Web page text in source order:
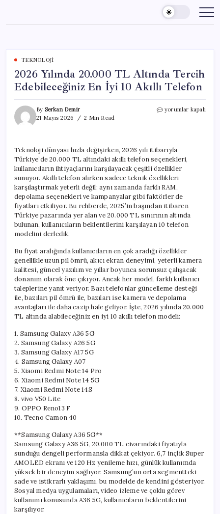
content
TEKNOLOJI
2026 Yılında 20.000 TL Altında Tercih
Edebileceğiniz En İyi 10 Akıllı Telefon
By Serkan Demir
21 Mayıs 2026
2 Min Read
2026
Tercih
Edebileceğiniz
En
İyi
10
Akıllı
Telefon
için
yorumlar kapalı
Teknoloji dünyası hızla değişirken, 2026 yılı itibarıyla
Türkiye’de 20.000 TL altındaki akıllı telefon seçenekleri,
kullanıcıların ihtiyaçlarını karşılayacak çeşitli özellikler
sunuyor. Akıllı telefon alırken sadece teknik özellikleri
karşılaştırmak yeterli değil; aynı zamanda farklı RAM,
depolama seçenekleri ve kampanyalar gibi faktörler de
fiyatları etkiliyor. Bu rehberde, 2025’in başından itibaren
Türkiye pazarında yer alan ve 20.000 TL sınırının altında
bulunan, kullanıcıların beklentilerini karşılayan 10 telefon
modelini derledik.
Bu fiyat aralığında kullanıcıların en çok aradığı özellikler
genellikle uzun pil ömrü, akıcı ekran deneyimi, yeterli kamera
kalitesi, güncel yazılım ve yıllar boyunca sorunsuz çalışacak
donanım olarak öne çıkıyor. Ancak her model, farklı kullanıcı
taleplerine yanıt veriyor. Bazı telefonlar güncelleme desteği
ile, bazıları pil ömrü ile, bazıları ise kamera ve depolama
avantajları ile daha cazip hale geliyor. İşte, 2026 yılında 20.000
TL altında alabileceğiniz en iyi 10 akıllı telefon modeli:
1. Samsung Galaxy A36 5G
2. Samsung Galaxy A26 5G
3. Samsung Galaxy A17 5G
4. Samsung Galaxy A07
5. Xiaomi Redmi Note 14 Pro
6. Xiaomi Redmi Note 14 5G
7. Xiaomi Redmi Note 14S
8. vivo V50 Lite
9. OPPO Reno13 F
10. Tecno Camon 40
**Samsung Galaxy A36 5G**
Samsung Galaxy A36 5G, 20.000 TL civarındaki fiyatıyla
sunduğu dengeli performansla dikkat çekiyor. 6,7 inçlik Super
AMOLED ekranı ve 120 Hz yenileme hızı, günlük kullanımda
yüksek bir deneyim sağlıyor. Samsung’un orta segmentteki
sade ve istikrarlı yaklaşımı, bu modelde de kendini gösteriyor.
Sosyal medya uygulamaları, video izleme ve çoklu görev
kullanımı konusunda A36 5G, kullanıcıların beklentilerini
karşılıyor.